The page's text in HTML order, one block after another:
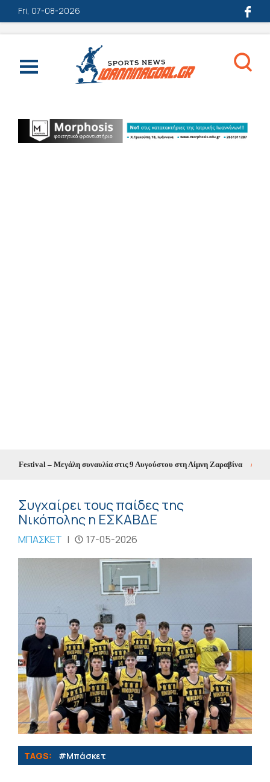
Fri, 07-08-2026
– Μεγάλη συναυλία στις 9 Αυγούστου στη Λίμνη Ζαραβίνα //
Συγχαίρει τους παίδες της
Νικόπολης η ΕΣΚΑΒΔΕ
ΜΠΑΣΚΕΤ | 17-05-2026
TAGS: #Μπάσκετ